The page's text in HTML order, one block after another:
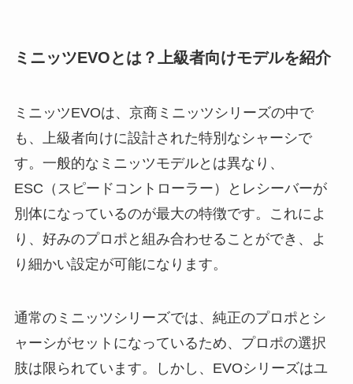
ミニッツEVOとは？上級者向けモデルを紹介
ミニッツEVOは、京商ミニッツシリーズの中で
も、上級者向けに設計された特別なシャーシで
す。一般的なミニッツモデルとは異なり、
ESC（スピードコントローラー）とレシーバーが
別体になっているのが最大の特徴です。これによ
り、好みのプロポと組み合わせることができ、よ
り細かい設定が可能になります。
通常のミニッツシリーズでは、純正のプロポとシ
ャーシがセットになっているため、プロポの選択
肢は限られています。しかし、EVOシリーズはユ